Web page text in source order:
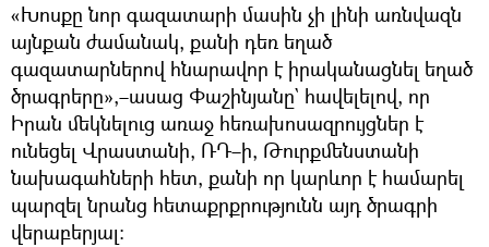
«Խոսքը նոր գազատարի մասին չի լինի առնվազն
այնքան ժամանակ, քանի դեռ եղած
գազատարներով հնարավոր է իրականացնել եղած
ծրագրերը»,–ասաց Փաշինյանը` հավելելով, որ
Իրան մեկնելուց առաջ հեռախոսազրույցներ է
ունեցել Վրաստանի, ՌԴ–ի, Թուրքմենստանի
նախագահների հետ, քանի որ կարևոր է համարել
պարզել նրանց հետաքրքրությունն այդ ծրագրի
վերաբերյալ։